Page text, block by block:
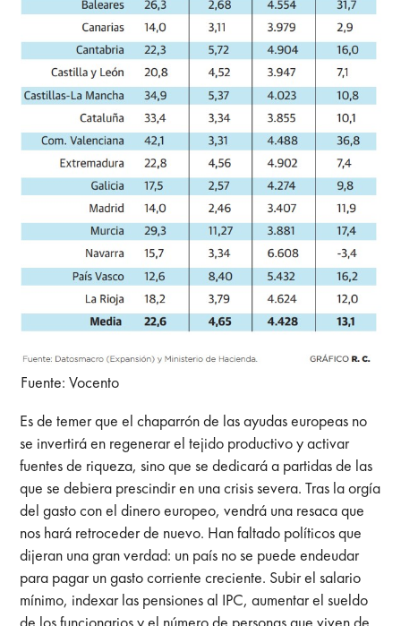
Fuente: Vocento
Es de temer que el chaparrón de las ayudas europeas no
se invertirá en regenerar el tejido productivo y activar
fuentes de riqueza, sino que se dedicará a partidas de las
que se debiera prescindir en una crisis severa. Tras la orgía
del gasto con el dinero europeo, vendrá una resaca que
nos hará retroceder de nuevo. Han faltado políticos que
dijeran una gran verdad: un país no se puede endeudar
para pagar un gasto corriente creciente. Subir el salario
mínimo, indexar las pensiones al IPC, aumentar el sueldo
de los funcionarios y el número de personas que viven de